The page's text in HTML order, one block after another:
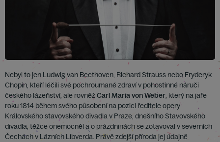
Nebyl to jen Ludwig van Beethoven, Richard Strauss nebo Fryderyk
Chopin, kteří léčili své pochroumané zdraví v pohostinné náruči
českého lázeňství, ale rovněžCarl Maria von Weber, který na jaře
roku 1814 během svého působení na pozici ředitele opery
Královského stavovského divadla v Praze, dnešního Stavovského
divadla, těžce onemocněl a o prázdninách se zotavoval v severních
Čechách v Lázních Libverda. Právě zdejší příroda jej údajně